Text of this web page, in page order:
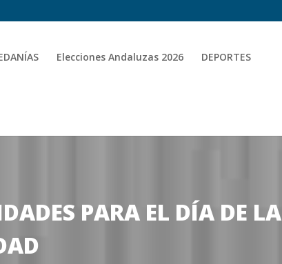
Elecciones Andaluzas 2026 DEPORTES
PARA EL DÍA DE LA